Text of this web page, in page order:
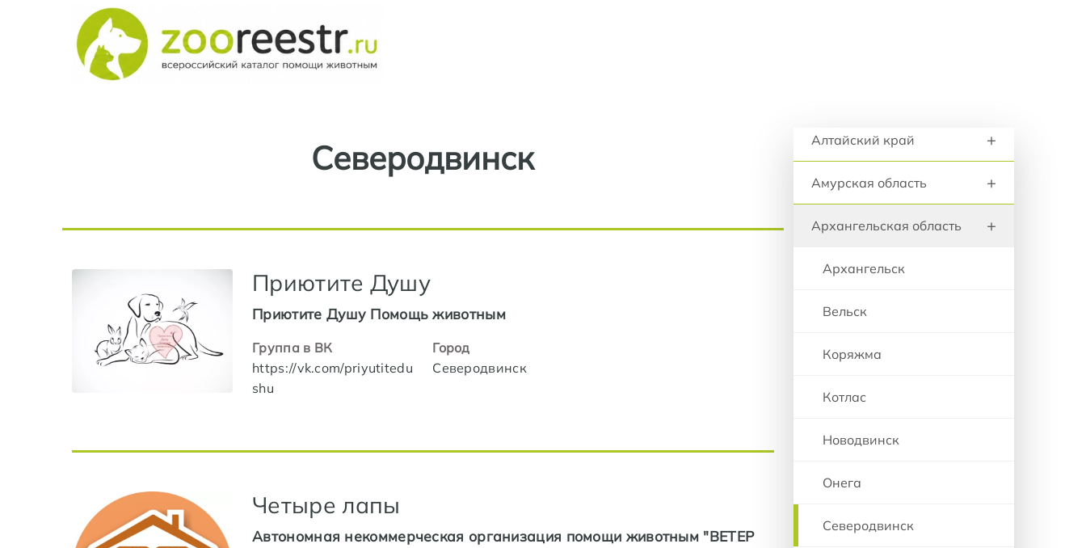
Северодвинск
Приютите Душу
Приютите Душу Помощь животным
Группа в ВК
https://vk.com/priyutitedu
shu
Город
Северодвинск
Четыре лапы
Автономная некоммерческая организация помощи животным "ВЕТЕР
Регионы и города
Алтайский край +
Амурская область +
Архангельская область +
Архангельск
Вельск
Коряжма
Котлас
Новодвинск
Онега
Северодвинск